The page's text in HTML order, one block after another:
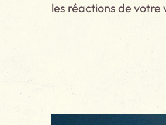
les réactions de votre